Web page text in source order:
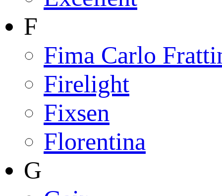
F
Fima Carlo
Firelight
Fixsen
Florentina
G